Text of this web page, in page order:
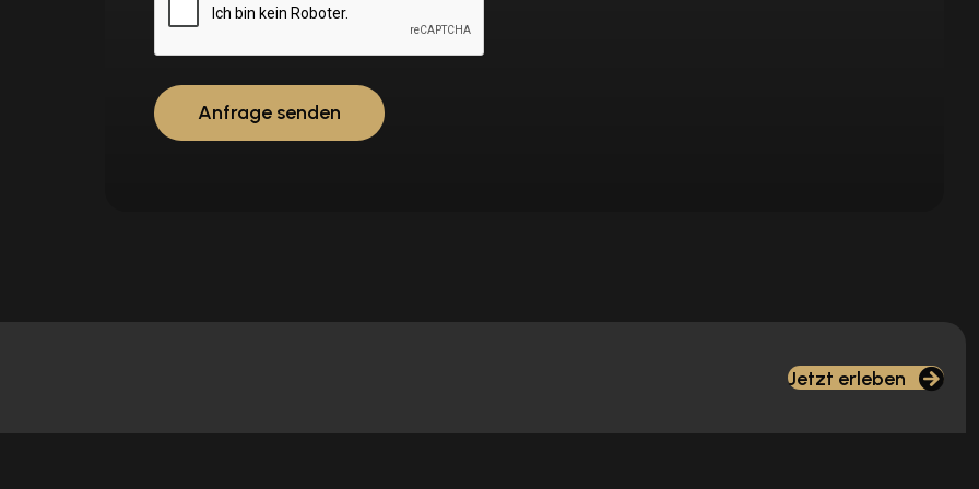
Jetzt erleben